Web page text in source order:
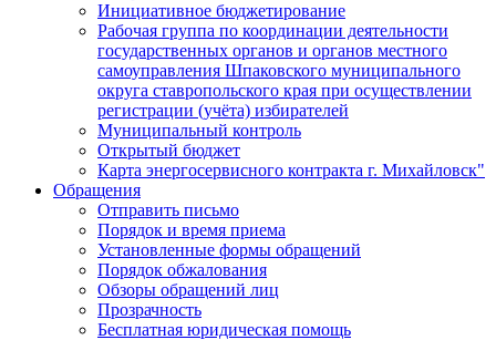
Инициативное бюджетирование
Рабочая группа по координации деятельности
государственных органов и органов местного
самоуправления Шпаковского муниципального
округа ставропольского края при осуществлении
регистрации (учёта) избирателей
Муниципальный контроль
Открытый бюджет
Карта энергосервисного контракта г. Михайловск"
Обращения
Отправить письмо
Порядок и время приема
Установленные формы обращений
Порядок обжалования
Обзоры обращений лиц
Прозрачность
Бесплатная юридическая помощь